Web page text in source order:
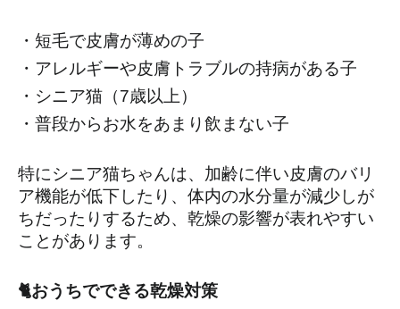
・短毛で皮膚が薄めの子
・アレルギーや皮膚トラブルの持病がある子
・シニア猫（7歳以上）
・普段からお水をあまり飲まない子
特にシニア猫ちゃんは、加齢に伴い皮膚のバリ
ア機能が低下したり、体内の水分量が減少しが
ちだったりするため、乾燥の影響が表れやすい
ことがあります。
🐈おうちでできる乾燥対策